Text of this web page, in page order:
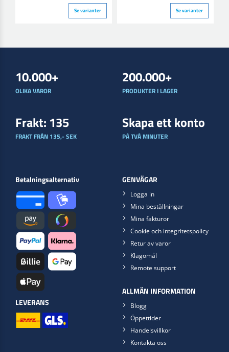
Se varianter Se varianter
10.000+
OLIKA VAROR
200.000+
PRODUKTER I LAGER
Frakt: 135
FRAKT FRÅN 135,- SEK
Skapa ett konto
PÅ TVÅ MINUTER
Betalningsalternativ
LEVERANS
GENVÄGAR
Logga in
Mina beställningar
Mina fakturor
Cookie och integritetspolicy
Retur av varor
Klagomål
Remote support
ALLMÄN INFORMATION
Blogg
Öppettider
Handelsvillkor
Kontakta oss